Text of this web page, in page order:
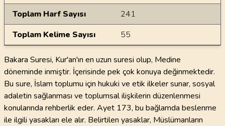
Toplam Harf Sayısı
241
Toplam Kelime Sayısı
55
Bakara Suresi, Kur'an'ın en uzun suresi olup, Medine
döneminde inmiştir. İçerisinde pek çok konuya değinmektedir.
Bu sure, İslam toplumu için hukuki ve etik ilkeler sunar, sosyal
adaletin sağlanması ve toplumsal ilişkilerin düzenlenmesi
konularında rehberlik eder. Ayet 173, bu bağlamda beslenme
ile ilgili yasakları ele alır. Belirtilen yasaklar, Müslümanların